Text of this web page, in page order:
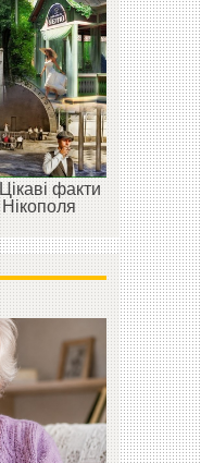
факти
Нікополя